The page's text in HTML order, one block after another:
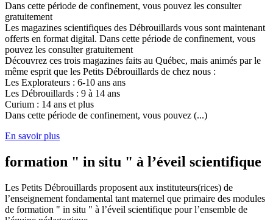
Dans cette période de confinement, vous pouvez les consulter
gratuitement
Les magazines scientifiques des Débrouillards vous sont maintenant
offerts en format digital. Dans cette période de confinement, vous
pouvez les consulter gratuitement
Découvrez ces trois magazines faits au Québec, mais animés par le
même esprit que les Petits Débrouillards de chez nous :
Les Explorateurs : 6-10 ans ans
Les Débrouillards : 9 à 14 ans
Curium : 14 ans et plus
Dans cette période de confinement, vous pouvez (...)
En savoir plus
formation " in situ " à l’éveil scientifique
Les Petits Débrouillards proposent aux instituteurs(rices) de
l’enseignement fondamental tant maternel que primaire des modules
de formation " in situ " à l’éveil scientifique pour l’ensemble de